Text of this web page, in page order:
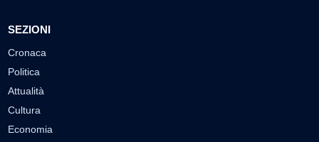
SEZIONI
Cronaca
Politica
Attualità
Cultura
Economia